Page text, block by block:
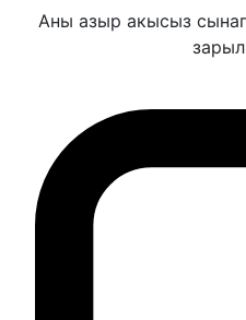
Аны азыр акысыз